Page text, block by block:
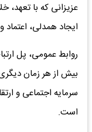
عزیزانی که با
ایجاد همدلی، اعتماد
روابط عمومی، پل
بیش از هر زمان
سرمایه اجتماعی و
است.